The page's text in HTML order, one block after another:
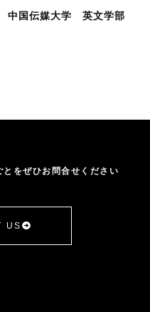
中国伝媒大学 英文学部
をぜひお問合せください
US